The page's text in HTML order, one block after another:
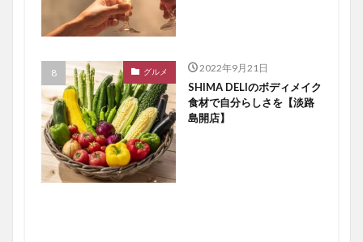
グルメ 2022年9月21日
SHIMA DELIのボディメイク
食材で自分らしさを【淡路
島開店】